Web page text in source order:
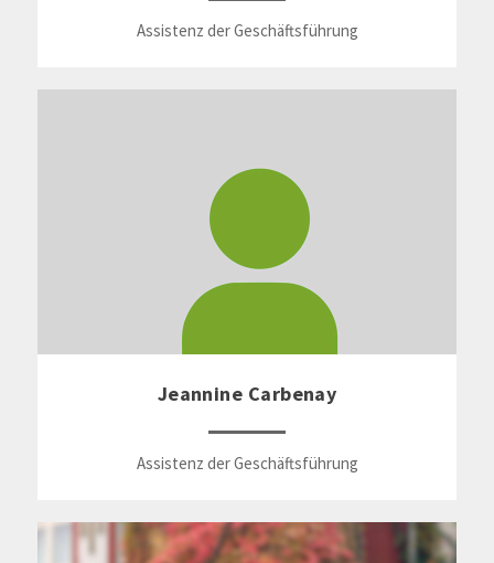
Assistenz der Geschäftsführung
Jeannine Carbenay
Assistenz der Geschäftsführung